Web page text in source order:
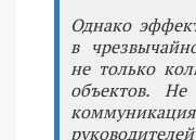
Однако
в
не только
объектов.